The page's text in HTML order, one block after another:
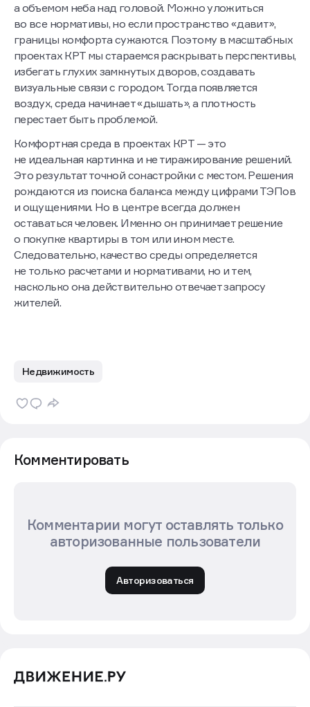
а объемом неба над головой. Можно уложиться
во все нормативы, но если пространство «давит»,
границы комфорта сужаются. Поэтому в масштабных
проектах КРТ мы стараемся раскрывать перспективы,
избегать глухих замкнутых дворов, создавать
визуальные связи с городом. Тогда появляется
воздух, среда начинает «дышать», а плотность
перестает быть проблемой.
Комфортная среда в проектах КРТ — это
не идеальная картинка и не тиражирование решений.
Это результат точной сонастройки с местом. Решения
рождаются из поиска баланса между цифрами ТЭПов
и ощущениями. Но в центре всегда должен
оставаться человек. Именно он принимает решение
о покупке квартиры в том или ином месте.
Следовательно, качество среды определяется
не только расчетами и нормативами, но и тем,
насколько она действительно отвечает запросу
жителей.
Недвижимость
Комментировать
Комментарии могут оставлять только
авторизованные пользователи
Авторизоваться